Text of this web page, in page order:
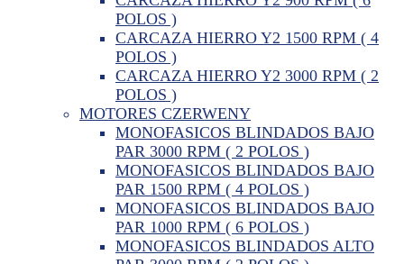
POLOS )
CARCAZA HIERRO Y2 1500 RPM ( 4
POLOS )
CARCAZA HIERRO Y2 3000 RPM ( 2
POLOS )
MOTORES CZERWENY
MONOFASICOS BLINDADOS BAJO
PAR 3000 RPM ( 2 POLOS )
MONOFASICOS BLINDADOS BAJO
PAR 1500 RPM ( 4 POLOS )
MONOFASICOS BLINDADOS BAJO
PAR 1000 RPM ( 6 POLOS )
MONOFASICOS BLINDADOS ALTO